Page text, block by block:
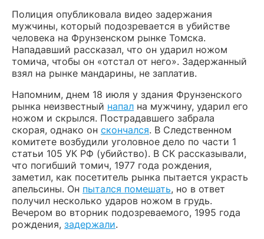
Полиция опубликовала видео задержания
мужчины, который подозревается в убийстве
человека на Фрунзенском рынке Томска.
Нападавший рассказал, что он ударил ножом
томича, чтобы он «отстал от него». Задержанный
взял на рынке мандарины, не заплатив.
Напомним, днем 18 июля у здания Фрунзенского
рынка неизвестный напал на мужчину, ударил его
ножом и скрылся. Пострадавшего забрала
скорая, однако он скончался. В Следственном
комитете возбудили уголовное дело по части 1
статьи 105 УК РФ (убийство). В СК рассказывали,
что погибший томич, 1977 года рождения,
заметил, как посетитель рынка пытается украсть
апельсины. Он пытался помешать, но в ответ
получил несколько ударов ножом в грудь.
Вечером во вторник подозреваемого, 1995 года
рождения, задержали.